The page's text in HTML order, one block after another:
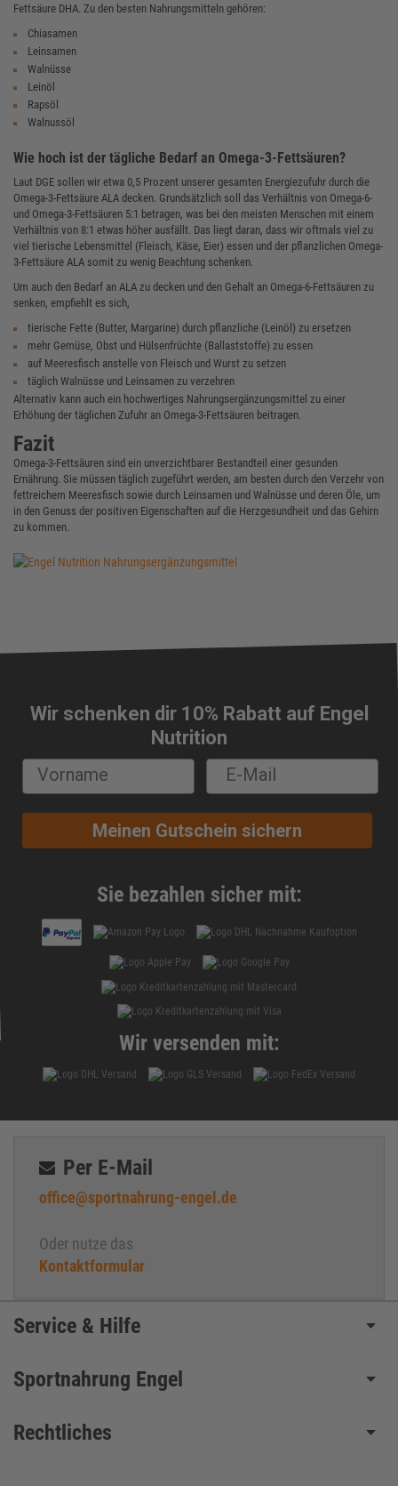
Fettsäure DHA. Zu den besten Nahrungsmitteln gehören:
Chiasamen
Leinsamen
Walnüsse
Leinöl
Rapsöl
Walnussöl
Wie hoch ist der tägliche Bedarf an Omega-3-Fettsäuren?
Laut DGE sollen wir etwa 0,5 Prozent unserer gesamten Energiezufuhr durch die
Omega-3-Fettsäure ALA decken. Grundsätzlich soll das Verhältnis von Omega-6-
und Omega-3-Fettsäuren 5:1 betragen, was bei den meisten Menschen mit einem
Verhältnis von 8:1 etwas höher ausfällt. Das liegt daran, dass wir oftmals viel zu
viel tierische Lebensmittel (Fleisch, Käse, Eier) essen und der pflanzlichen Omega-
3-Fettsäure ALA somit zu wenig Beachtung schenken.
Um auch den Bedarf an ALA zu decken und den Gehalt an Omega-6-Fettsäuren zu
senken, empfiehlt es sich,
tierische Fette (Butter, Margarine) durch pflanzliche (Leinöl) zu ersetzen
mehr Gemüse, Obst und Hülsenfrüchte (Ballaststoffe) zu essen
auf Meeresfisch anstelle von Fleisch und Wurst zu setzen
täglich Walnüsse und Leinsamen zu verzehren
Alternativ kann auch ein hochwertiges Nahrungsergänzungsmittel zu einer
Erhöhung der täglichen Zufuhr an Omega-3-Fettsäuren beitragen.
Fazit
Omega-3-Fettsäuren sind ein unverzichtbarer Bestandteil einer gesunden
Ernährung. Sie müssen täglich zugeführt werden, am besten durch den Verzehr von
fettreichem Meeresfisch sowie durch Leinsamen und Walnüsse und deren Öle, um
in den Genuss der positiven Eigenschaften auf die Herzgesundheit und das Gehirn
zu kommen.
Wir schenken dir 10% Rabatt auf Engel
Nutrition
Meinen Gutschein sichern
Sie bezahlen sicher mit:
Wir versenden mit:
Per E-Mail
office@sportnahrung-engel.de
Oder nutze das
Kontaktformular
Service & Hilfe
Sportnahrung Engel
Rechtliches